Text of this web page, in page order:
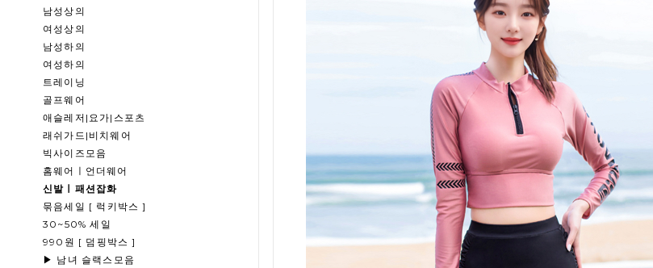
남성상의
여성상의
남성하의
여성하의
트레이닝
골프웨어
애슬레저|요가|스포츠
래쉬가드|비치웨어
빅사이즈모음
홈웨어ㅣ언더웨어
신발ㅣ패션잡화
묶음세일 [ 럭키박스 ]
30~50% 세일
990원 [ 덤핑박스 ]
▶ 남녀 슬랙스모음